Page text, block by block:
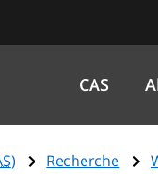
CAS
) Recherche